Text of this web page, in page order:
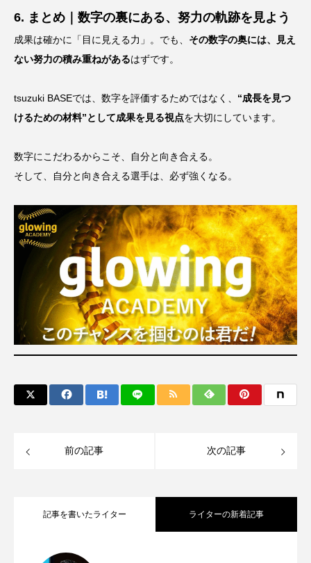
6. まとめ｜数字の裏にある、努力の軌跡を見よう
成果は確かに「目に見える力」。でも、 その数字の奥には、見え
ない努力の積み重ねがあるはずです。
tsuzuki BASEでは、数字を評価するためではなく、 “成長を見つ
けるための材料”として成果を見る視点を大切にしています。
数字にこだわるからこそ、自分と向き合える。
そして、自分と向き合える選手は、必ず強くなる。
前の記事 次の記事
記事を書いたライター ライターの新着記事
2025.08.06